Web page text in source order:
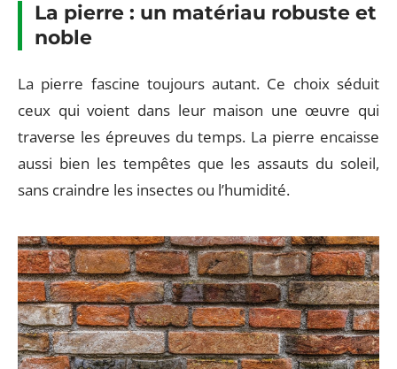
La pierre : un matériau robuste et
noble
La pierre fascine toujours autant. Ce choix séduit
ceux qui voient dans leur maison une œuvre qui
traverse les épreuves du temps. La pierre encaisse
aussi bien les tempêtes que les assauts du soleil,
sans craindre les insectes ou l’humidité.